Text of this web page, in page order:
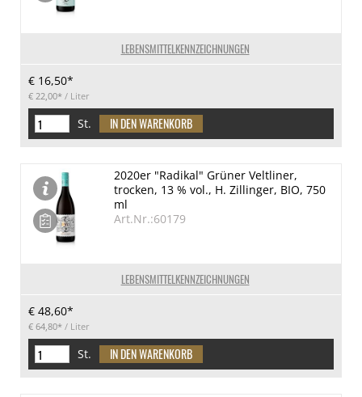
LEBENSMITTELKENNZEICHNUNGEN
€ 16,50*
€ 22,00* / Liter
St.
LEBENSMITTELKENNZEICHNUNGEN
2020er "Radikal" Grüner Veltliner,
trocken, 13 % vol., H. Zillinger, BIO, 750
ml
Art.Nr.:60179
€ 48,60*
€ 64,80* / Liter
St.